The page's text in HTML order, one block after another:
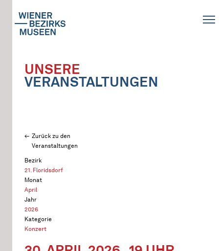
UNSERE
VERANSTALTUNGEN
Zurück zu den
Veranstaltungen
Bezirk
21. Floridsdorf
Monat
April
Jahr
2026
Kategorie
Konzert